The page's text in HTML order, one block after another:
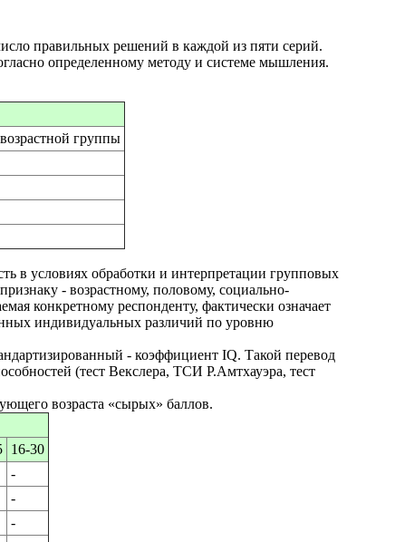
правильных решений в каждой из пяти серий.
определенному методу и системе мышления.
группы
в условиях обработки и интерпретации групповых
- возрастному, половому, социально-
конкретному респонденту, фактически означает
индивидуальных различий по уровню
- коэффициент IQ. Такой перевод
(тест Векслера, ТСИ Р.Амтхауэра, тест
возраста «сырых» баллов.
16-30
-
-
-